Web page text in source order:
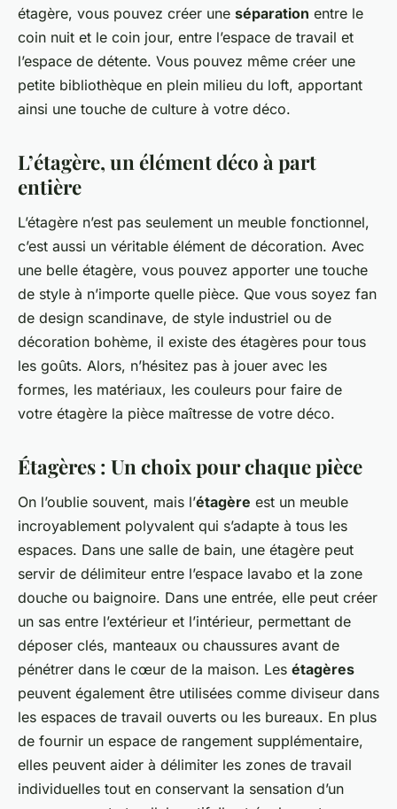
étagère, vous pouvez créer une séparation entre le
coin nuit et le coin jour, entre l’espace de travail et
l’espace de détente. Vous pouvez même créer une
petite bibliothèque en plein milieu du loft, apportant
ainsi une touche de culture à votre déco.
L’étagère, un élément déco à part
entière
L’étagère n’est pas seulement un meuble fonctionnel,
c’est aussi un véritable élément de décoration. Avec
une belle étagère, vous pouvez apporter une touche
de style à n’importe quelle pièce. Que vous soyez fan
de design scandinave, de style industriel ou de
décoration bohème, il existe des étagères pour tous
les goûts. Alors, n’hésitez pas à jouer avec les
formes, les matériaux, les couleurs pour faire de
votre étagère la pièce maîtresse de votre déco.
Étagères : Un choix pour chaque pièce
On l’oublie souvent, mais l’étagère est un meuble
incroyablement polyvalent qui s’adapte à tous les
espaces. Dans une salle de bain, une étagère peut
servir de délimiteur entre l’espace lavabo et la zone
douche ou baignoire. Dans une entrée, elle peut créer
un sas entre l’extérieur et l’intérieur, permettant de
déposer clés, manteaux ou chaussures avant de
pénétrer dans le cœur de la maison. Les étagères
peuvent également être utilisées comme diviseur dans
les espaces de travail ouverts ou les bureaux. En plus
de fournir un espace de rangement supplémentaire,
elles peuvent aider à délimiter les zones de travail
individuelles tout en conservant la sensation d’un